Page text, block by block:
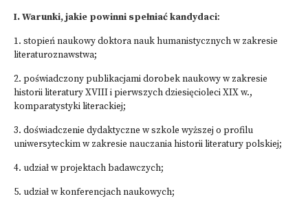
I. Warunki, jakie powinni spełniać kandydaci:
1. stopień naukowy doktora nauk humanistycznych w zakresie
literaturoznawstwa;
2. poświadczony publikacjami dorobek naukowy w zakresie
historii literatury XVIII i pierwszych dziesięcioleci XIX w.,
komparatystyki literackiej;
3. doświadczenie dydaktyczne w szkole wyższej o profilu
uniwersyteckim w zakresie nauczania historii literatury polskiej;
4. udział w projektach badawczych;
5. udział w konferencjach naukowych;